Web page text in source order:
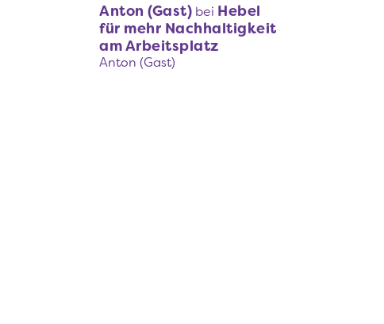
Anton (Gast) bei Hebel
für mehr Nachhaltigkeit
am Arbeitsplatz
Anton (Gast)